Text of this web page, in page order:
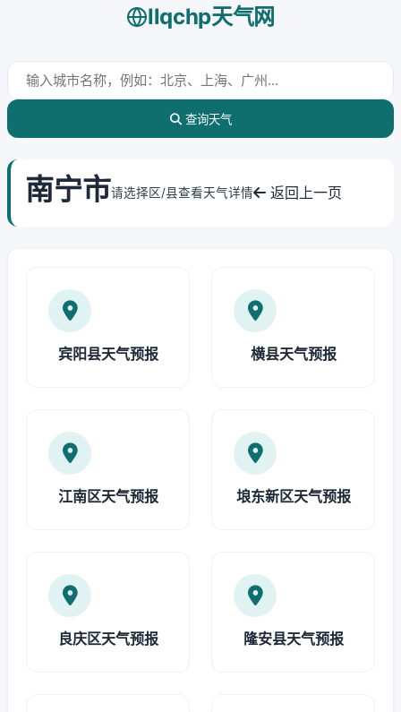
llqchp天气网
查询天气
南宁市请选择区/县查看天气详情 返回上一页
宾阳县天气预报 横县天气预报
江南区天气预报 埌东新区天气预报
良庆区天气预报 隆安县天气预报